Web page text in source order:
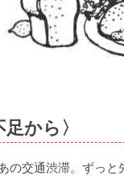
から〉
交通渋滞。ずっと